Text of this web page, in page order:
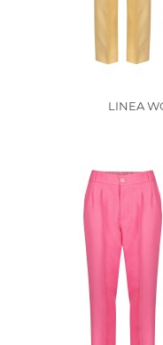
LINEA